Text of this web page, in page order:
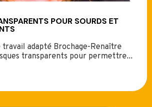
POUR SOURDS ET
adapté Brochage-Renaître
transparents pour permettre...